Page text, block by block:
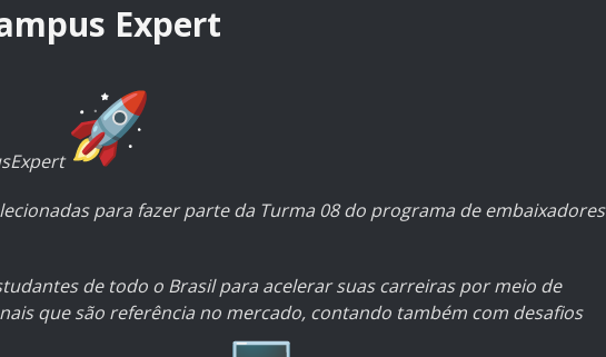
Expert
para fazer parte da Turma 08 do programa de embaixadores
de todo o Brasil para acelerar suas carreiras por meio de
que são referência no mercado, contando também com desafios